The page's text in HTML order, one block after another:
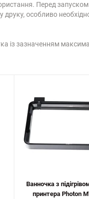
Перед запуском
друку, особливо
із зазначенням
Ванночка з
принтера Photon